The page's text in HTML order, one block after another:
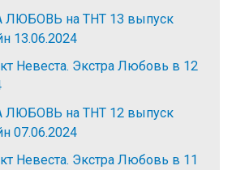
ЛЮБОВЬ на ТНТ 13 выпуск
13.06.2024
Невеста. Экстра Любовь в 12
ЛЮБОВЬ на ТНТ 12 выпуск
07.06.2024
Невеста. Экстра Любовь в 11